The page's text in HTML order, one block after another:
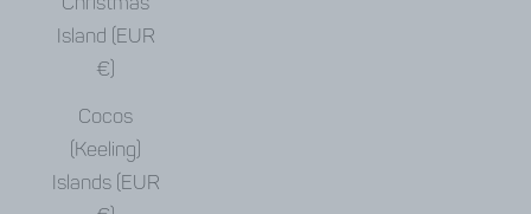
Island (EUR
€)
Cocos
(Keeling)
Islands (EUR